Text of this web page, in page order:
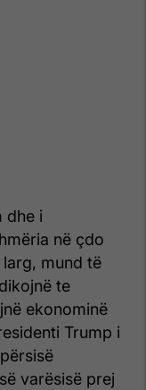
dhe i
në çdo
mund të
te
ekonominë
Trump i
varësisë prej